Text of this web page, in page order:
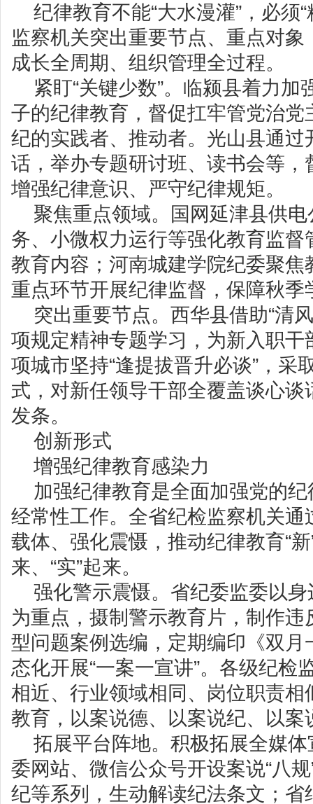
纪律教育不能“大水漫灌”，必须
监察机关突出重要节点、重点对
成长全周期、组织管理全过程。
紧盯“关键少数”。临颍县着力加
子的纪律教育，督促扛牢管党治
纪的实践者、推动者。光山县通过
话，举办专题研讨班、读书会等
增强纪律意识、严守纪律规矩。
聚焦重点领域。国网延津县供
务、小微权力运行等强化教育监督
教育内容；河南城建学院纪委聚
重点环节开展纪律监督，保障秋季
突出重要节点。西华县借助“清
项规定精神专题学习，为新入职干
项城市坚持“逢提拔晋升必谈”，采
式，对新任领导干部全覆盖谈心
发条。
创新形式
增强纪律教育感染力
加强纪律教育是全面加强党的
经常性工作。全省纪检监察机关
载体、强化震慑，推动纪律教育“新
来、“实”起来。
强化警示震慑。省纪委监委以
为重点，摄制警示教育片，制作
型问题案例选编，定期编印《双
态化开展“一案一宣讲”。各级纪检
相近、行业领域相同、岗位职责相
教育，以案说德、以案说纪、以案
拓展平台阵地。积极拓展全媒
委网站、微信公众号开设案说“八
纪等系列，生动解读纪法条文；